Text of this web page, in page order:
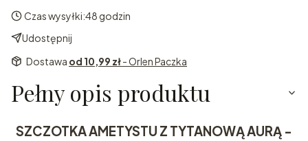
Czas wysyłki:48 godzin
Udostępnij
Dostawa od 10,99 zł- Orlen Paczka
Pełny opis produktu
SZCZOTKA AMETYSTU Z TYTANOWĄ AURĄ -